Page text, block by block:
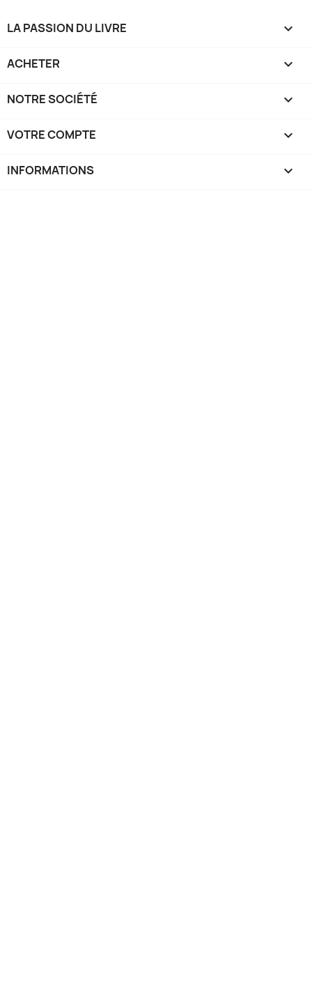
LA PASSION DU LIVRE 
ACHETER 
NOTRE SOCIÉTÉ 
VOTRE COMPTE 
INFORMATIONS keyboard_arrow_down